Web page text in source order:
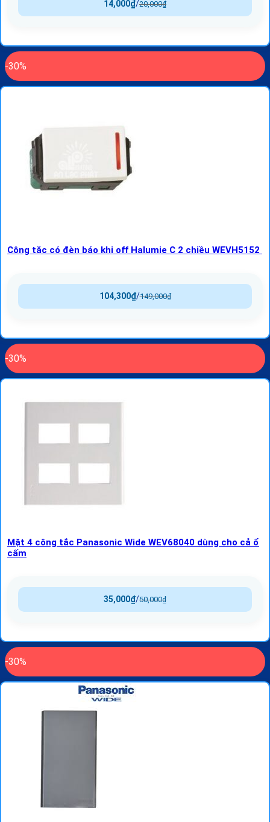
20,000₫
/
14,000₫
-30%
Công tắc có đèn báo khi off Halumie C 2 chiều WEVH5152
149,000₫
/
104,300₫
-30%
Mặt 4 công tắc Panasonic Wide WEV68040 dùng cho cả ổ
cấm
50,000₫
/
35,000₫
-30%